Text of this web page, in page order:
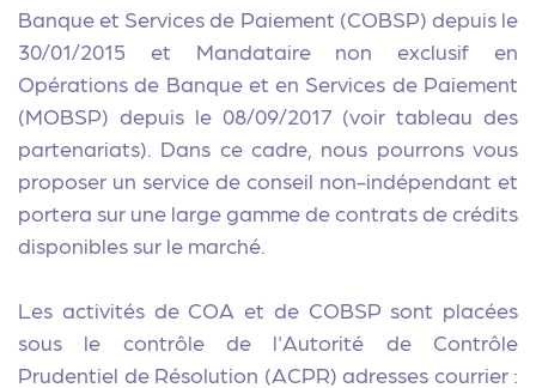
Banque et Services de Paiement (COBSP) depuis le
30/01/2015 et Mandataire non exclusif en
Opérations de Banque et en Services de Paiement
(MOBSP) depuis le 08/09/2017 (voir tableau des
partenariats). Dans ce cadre, nous pourrons vous
proposer un service de conseil non-indépendant et
portera sur une large gamme de contrats de crédits
disponibles sur le marché.
Les activités de COA et de COBSP sont placées
sous le contrôle de l'Autorité de Contrôle
Prudentiel de Résolution (ACPR) adresses courrier :